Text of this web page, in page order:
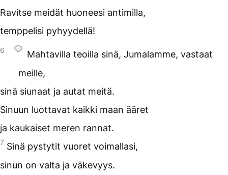
Ravitse meidät huoneesi antimilla,
temppelisi pyhyydellä!
6
Mahtavilla teoilla sinä, Jumalamme, vastaat
meille,
sinä siunaat ja autat meitä.
Sinuun luottavat kaikki maan ääret
ja kaukaiset meren rannat.
7 Sinä pystytit vuoret voimallasi,
sinun on valta ja väkevyys.